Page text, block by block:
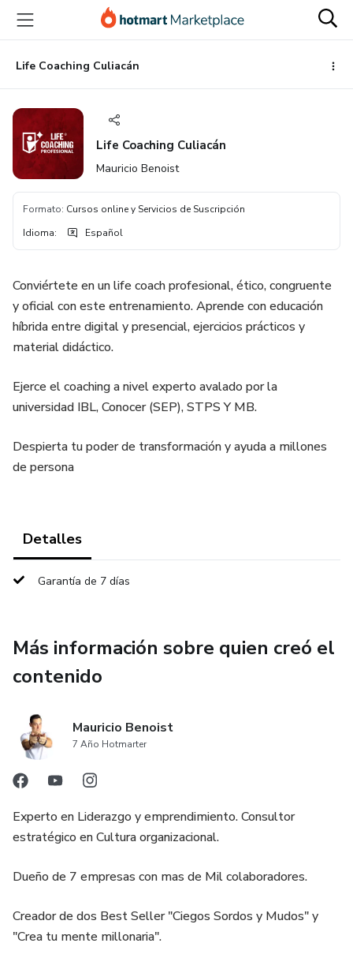
principal
página
de
página
Life Coaching Culiacán
Life Coaching Culiacán
Mauricio Benoist
Formato: Cursos online y Servicios de Suscripción
Idioma: Español
Conviértete en un life coach profesional, ético, congruente
y oficial con este entrenamiento. Aprende con educación
híbrida entre digital y presencial, ejercicios prácticos y
material didáctico.
Ejerce el coaching a nivel experto avalado por la
universidad IBL, Conocer (SEP), STPS Y MB.
Despierta tu poder de transformación y ayuda a millones
de persona
Detalles
Garantía de 7 días
Más información sobre quien creó el
contenido
Mauricio Benoist
7 Año Hotmarter
Experto en Liderazgo y emprendimiento. Consultor
estratégico en Cultura organizacional.
Dueño de 7 empresas con mas de Mil colaboradores.
Creador de dos Best Seller "Ciegos Sordos y Mudos" y
"Crea tu mente millonaria".